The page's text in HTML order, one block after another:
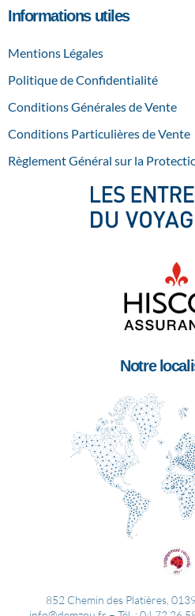
Informations utiles
Mentions Légales
Politique de Confidentialité
Conditions Générales de Vente
Conditions Particulières de Vente
Règlement Général sur la
Notre
852 Chemin des Platières,